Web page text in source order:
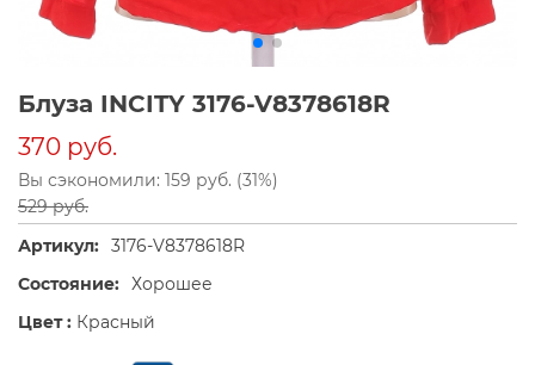
Блуза INCITY 3176-V8378618R
370 руб.
Вы сэкономили: 159 руб. (31%)
529 руб.
Артикул: 3176-V8378618R
Состояние: Хорошее
Цвет : Красный